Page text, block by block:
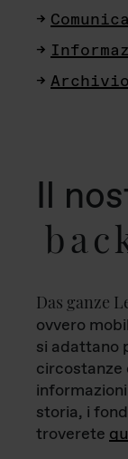
Il
Das ganze
ovvero
si adattano
circostanze
storia, i
troverete